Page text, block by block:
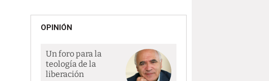
OPINIÓN
Un foro para la
teología de la
liberación